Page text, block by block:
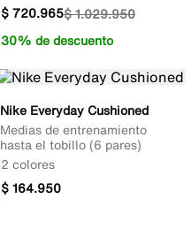
$1.029.950
$720.965
30% de descuento
Nike Everyday Cushioned
Medias de entrenamiento
hasta el tobillo (6 pares)
2 colores
$164.950